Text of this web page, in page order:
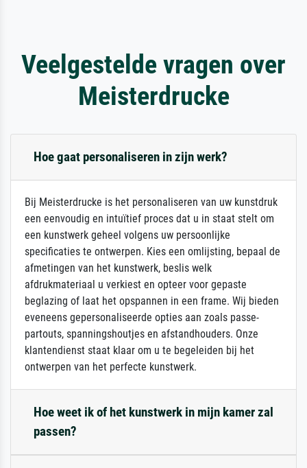
Veelgestelde vragen over
Meisterdrucke
Hoe gaat personaliseren in zijn werk?
Bij Meisterdrucke is het personaliseren van uw kunstdruk
een eenvoudig en intuïtief proces dat u in staat stelt om
een kunstwerk geheel volgens uw persoonlijke
specificaties te ontwerpen. Kies een omlijsting, bepaal de
afmetingen van het kunstwerk, beslis welk
afdrukmateriaal u verkiest en opteer voor gepaste
beglazing of laat het opspannen in een frame. Wij bieden
eveneens gepersonaliseerde opties aan zoals passe-
partouts, spanningshoutjes en afstandhouders. Onze
klantendienst staat klaar om u te begeleiden bij het
ontwerpen van het perfecte kunstwerk.
Hoe weet ik of het kunstwerk in mijn kamer zal
passen?